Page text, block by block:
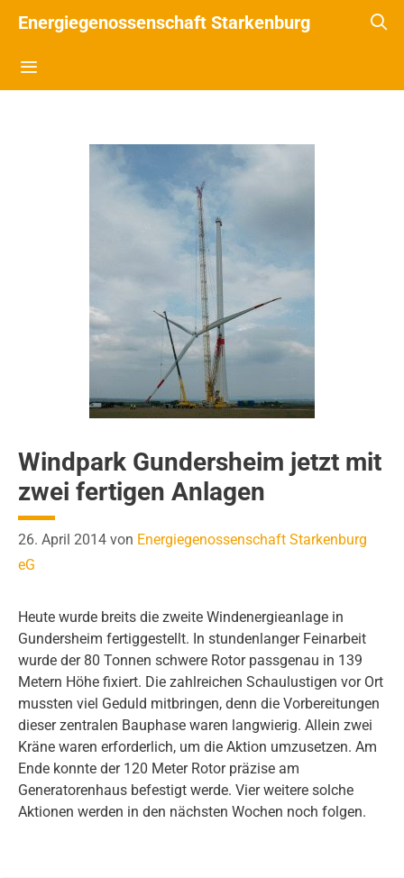
Energiegenossenschaft Starkenburg
Windpark Gundersheim jetzt mit
zwei fertigen Anlagen
26. April 2014 von Energiegenossenschaft Starkenburg
eG
Heute wurde breits die zweite Windenergieanlage in
Gundersheim fertiggestellt. In stundenlanger Feinarbeit
wurde der 80 Tonnen schwere Rotor passgenau in 139
Metern Höhe fixiert. Die zahlreichen Schaulustigen vor Ort
mussten viel Geduld mitbringen, denn die Vorbereitungen
dieser zentralen Bauphase waren langwierig. Allein zwei
Kräne waren erforderlich, um die Aktion umzusetzen. Am
Ende konnte der 120 Meter Rotor präzise am
Generatorenhaus befestigt werde. Vier weitere solche
Aktionen werden in den nächsten Wochen noch folgen.